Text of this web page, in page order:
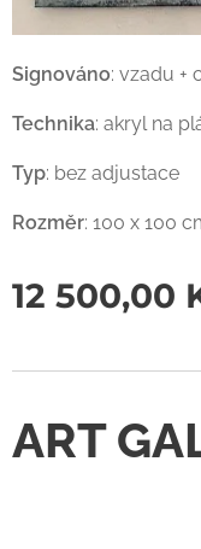
Signováno: vzadu +
Technika: akryl na
Typ: bez adjustace
Rozměr: 100 x 100
12 500,00
ART